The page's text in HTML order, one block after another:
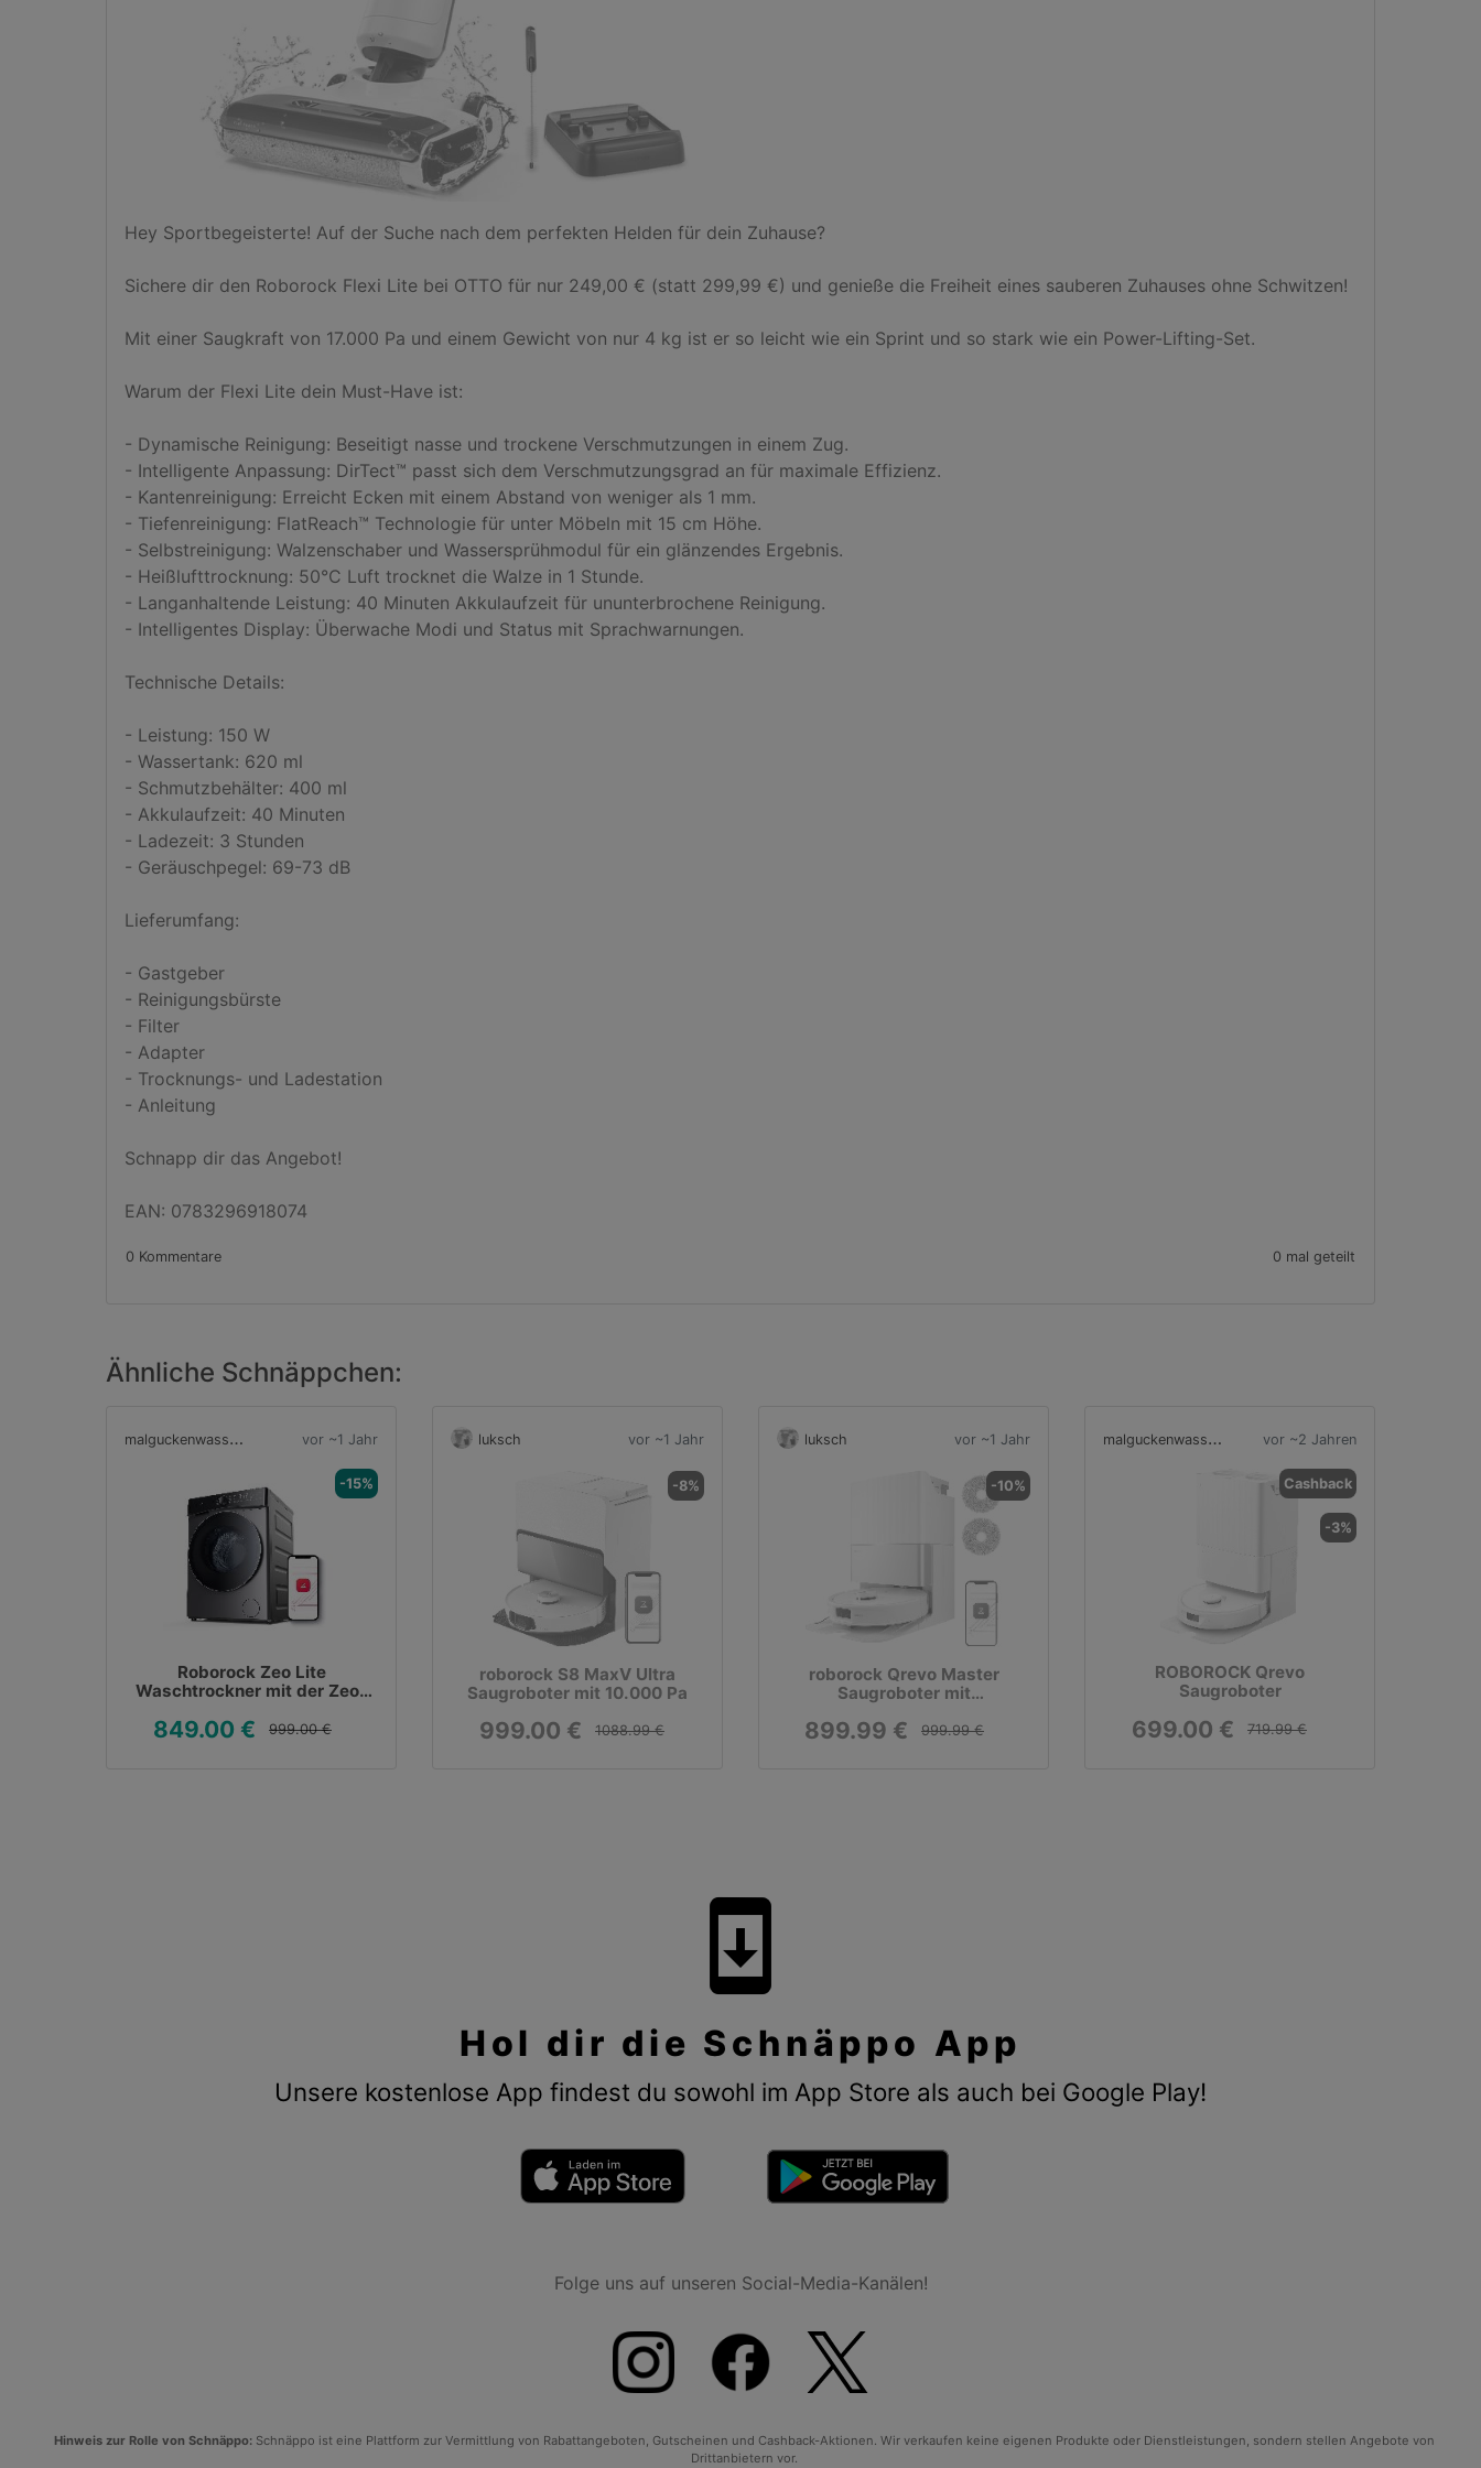
Hey Sportbegeisterte! Auf der Suche nach dem perfekten Helden für dein Zuhause?
Sichere dir den Roborock Flexi Lite bei OTTO für nur 249,00 € (statt 299,99 €) und genieße die Freiheit eines sauberen Zuhauses ohne Schwitzen!
Mit einer Saugkraft von 17.000 Pa und einem Gewicht von nur 4 kg ist er so leicht wie ein Sprint und so stark wie ein Power-Lifting-Set.
Warum der Flexi Lite dein Must-Have ist:
- Dynamische Reinigung: Beseitigt nasse und trockene Verschmutzungen in einem Zug.
- Intelligente Anpassung: DirTect™ passt sich dem Verschmutzungsgrad an für maximale Effizienz.
- Kantenreinigung: Erreicht Ecken mit einem Abstand von weniger als 1 mm.
- Tiefenreinigung: FlatReach™ Technologie für unter Möbeln mit 15 cm Höhe.
- Selbstreinigung: Walzenschaber und Wassersprühmodul für ein glänzendes Ergebnis.
- Heißlufttrocknung: 50°C Luft trocknet die Walze in 1 Stunde.
- Langanhaltende Leistung: 40 Minuten Akkulaufzeit für ununterbrochene Reinigung.
- Intelligentes Display: Überwache Modi und Status mit Sprachwarnungen.
Technische Details:
- Leistung: 150 W
- Wassertank: 620 ml
- Schmutzbehälter: 400 ml
- Akkulaufzeit: 40 Minuten
- Ladezeit: 3 Stunden
- Geräuschpegel: 69-73 dB
Lieferumfang:
- Gastgeber
- Reinigungsbürste
- Filter
- Adapter
- Trocknungs- und Ladestation
- Anleitung
Schnapp dir das Angebot!
EAN: 0783296918074
0 Kommentare 0 mal geteilt
Ähnliche Schnäppchen:
m
alguckenwassogeht1 vor ~1 Jahr
-15%
Roborock Zeo Lite
Waschtrockner mit der Zeo-
Trocknungstechnologie
849.00 € 999.00 €
luksch vor ~1 Jahr
-8%
roborock S8 MaxV Ultra
Saugroboter mit 10.000 Pa
999.00 € 1088.99 €
luksch vor ~1 Jahr
-10%
roborock Qrevo Master
Saugroboter mit
899.99 € 999.99 €
m
alguckenwassogeht1 vor ~2 Jahren
Cashback
-3%
ROBOROCK Qrevo
Saugroboter
699.00 € 719.99 €
system_update
Hol dir die Schnäppo App
Unsere kostenlose App findest du sowohl im App Store als auch bei Google Play!
Folge uns auf unseren Social-Media-Kanälen!
Hinweis zur Rolle von Schnäppo:Schnäppo ist eine Plattform zur Vermittlung von Rabattangeboten, Gutscheinen und Cashback-Aktionen. Wir verkaufen keine eigenen Produkte oder Dienstleistungen, sondern stellen Angebote von
Drittanbietern vor.